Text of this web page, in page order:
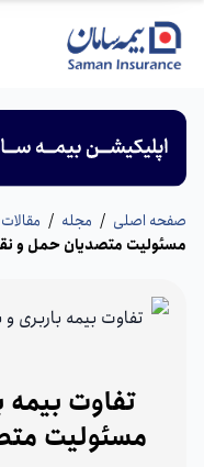
صفحه اصلی / مجله /
مسئولیت متصدیان حمل‌ و‌
تفاوت بیمه
مسئولیت